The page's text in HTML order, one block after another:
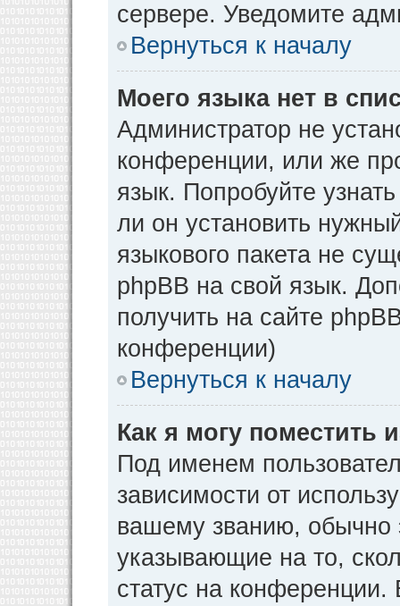
сервере. Уведомите
Вернуться к началу
Моего языка нет в
Администратор не
конференции, или же
язык. Попробуйте
ли он установить
языкового пакета не
phpBB на свой язык.
получить на сайте
конференции)
Вернуться к началу
Как я могу поместить
Под именем
зависимости от
вашему званию, обычно
указывающие на то,
статус на